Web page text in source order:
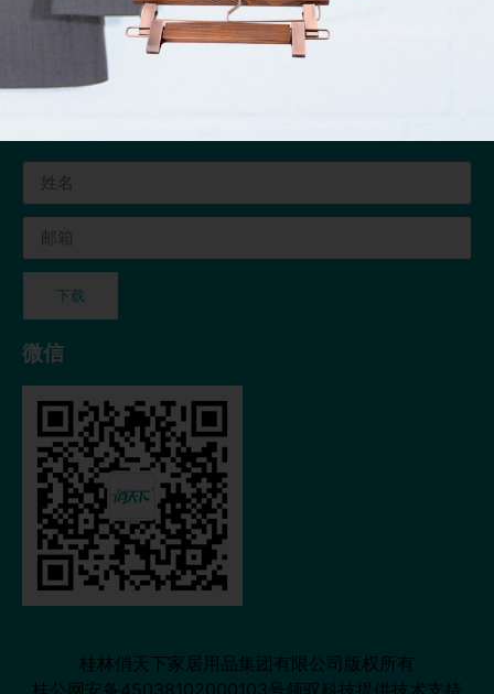
下载
微信
桂林俏天下家居用品集团有限公司版权所有
桂公网安备45038102000103号领驭科技提供技术支持